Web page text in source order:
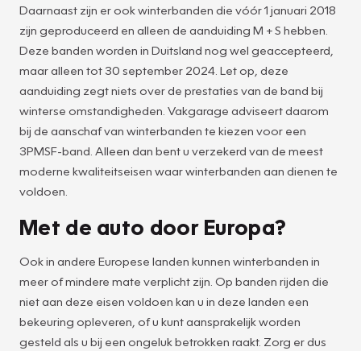
Daarnaast zijn er ook winterbanden die vóór 1 januari 2018
zijn geproduceerd en alleen de aanduiding M + S hebben.
Deze banden worden in Duitsland nog wel geaccepteerd,
maar alleen tot 30 september 2024. Let op, deze
aanduiding zegt niets over de prestaties van de band bij
winterse omstandigheden. Vakgarage adviseert daarom
bij de aanschaf van winterbanden te kiezen voor een
3PMSF-band. Alleen dan bent u verzekerd van de meest
moderne kwaliteitseisen waar winterbanden aan dienen te
voldoen.
Met de auto door Europa?
Ook in andere Europese landen kunnen winterbanden in
meer of mindere mate verplicht zijn. Op banden rijden die
niet aan deze eisen voldoen kan u in deze landen een
bekeuring opleveren, of u kunt aansprakelijk worden
gesteld als u bij een ongeluk betrokken raakt. Zorg er dus